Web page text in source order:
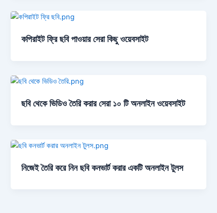
কপিরাইট ফ্রি ছবি পাওয়ার সেরা কিছু ওয়েবসাইট
ছবি থেকে ভিডিও তৈরি করার সেরা ১০ টি অনলাইন ওয়েবসাইট
নিজেই তৈরি করে নিন ছবি কনভার্ট করার একটি অনলাইন টুলস